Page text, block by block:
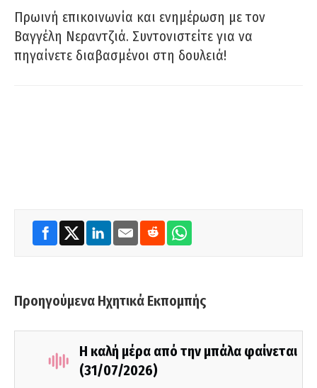
Πρωινή επικοινωνία και ενημέρωση με τον
Βαγγέλη Νεραντζιά. Συντονιστείτε για να
πηγαίνετε διαβασμένοι στη δουλειά!
Προηγούμενα Ηχητικά Εκπομπής
Η καλή μέρα από την μπάλα φαίνεται
(31/07/2026)